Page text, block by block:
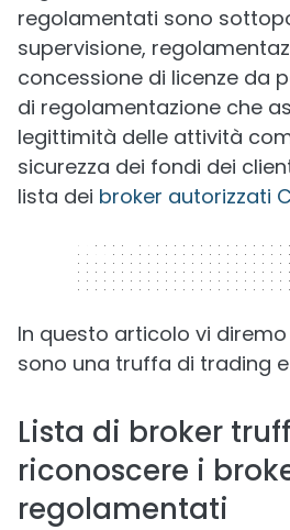
regolamentati sono
supervisione,
concessione di licenze da
di regolamentazione che
legittimità delle attività
sicurezza dei fondi dei
lista dei broker autorizzati
320 x 50
In questo articolo vi
sono una truffa di trading
Lista di broker
riconoscere i
regolamentati